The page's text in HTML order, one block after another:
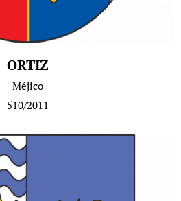
ORTIZ
Méjico
510/2011